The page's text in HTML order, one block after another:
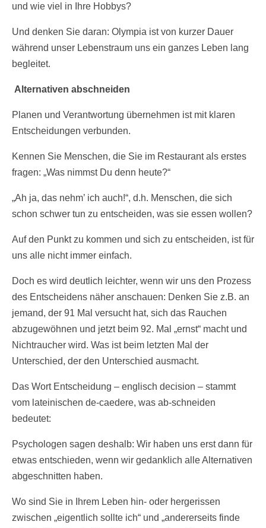
und wie viel in Ihre Hobbys?
Und denken Sie daran: Olympia ist von kurzer Dauer
während unser Lebenstraum uns ein ganzes Leben lang
begleitet.
Alternativen abschneiden
Planen und Verantwortung übernehmen ist mit klaren
Entscheidungen verbunden.
Kennen Sie Menschen, die Sie im Restaurant als erstes
fragen: „Was nimmst Du denn heute?“
„Ah ja, das nehm’ ich auch!“, d.h. Menschen, die sich
schon schwer tun zu entscheiden, was sie essen wollen?
Auf den Punkt zu kommen und sich zu entscheiden, ist für
uns alle nicht immer einfach.
Doch es wird deutlich leichter, wenn wir uns den Prozess
des Entscheidens näher anschauen: Denken Sie z.B. an
jemand, der 91 Mal versucht hat, sich das Rauchen
abzugewöhnen und jetzt beim 92. Mal „ernst“ macht und
Nichtraucher wird. Was ist beim letzten Mal der
Unterschied, der den Unterschied ausmacht.
Das Wort Entscheidung – englisch decision – stammt
vom lateinischen de-caedere, was ab-schneiden
bedeutet:
Psychologen sagen deshalb: Wir haben uns erst dann für
etwas entschieden, wenn wir gedanklich alle Alternativen
abgeschnitten haben.
Wo sind Sie in Ihrem Leben hin- oder hergerissen
zwischen „eigentlich sollte ich“ und „andererseits finde